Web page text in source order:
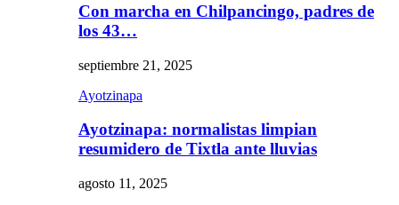
Con marcha en Chilpancingo, padres de
los 43…
septiembre 21, 2025
Ayotzinapa
Ayotzinapa: normalistas limpian
resumidero de Tixtla ante lluvias
agosto 11, 2025